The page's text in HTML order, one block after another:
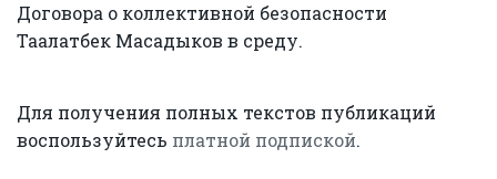
Договора о коллективной безопасности
Таалатбек Масадыков в среду.
Для получения полных текстов публикаций
воспользуйтесь платной подпиской.